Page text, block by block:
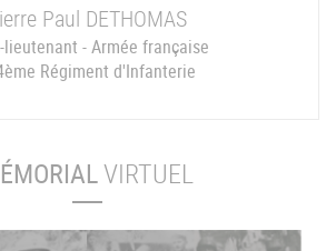
Paul DETHOMAS
lieutenant - Armée française
Régiment d'Infanterie
VIRTUEL